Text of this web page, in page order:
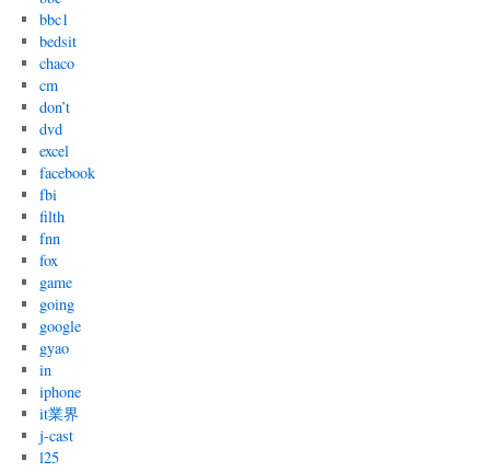
bbc1
bedsit
chaco
cm
don’t
dvd
excel
facebook
fbi
filth
fnn
fox
game
going
google
gyao
in
iphone
it業界
j-cast
l25